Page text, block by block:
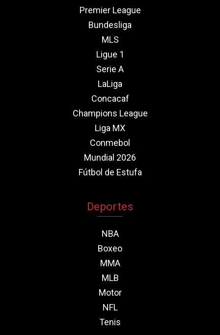
Premier League
Bundesliga
MLS
Ligue 1
Serie A
LaLiga
Concacaf
Champions League
Liga MX
Conmebol
Mundial 2026
Fútbol de Estufa
Deportes
NBA
Boxeo
MMA
MLB
Motor
NFL
Tenis